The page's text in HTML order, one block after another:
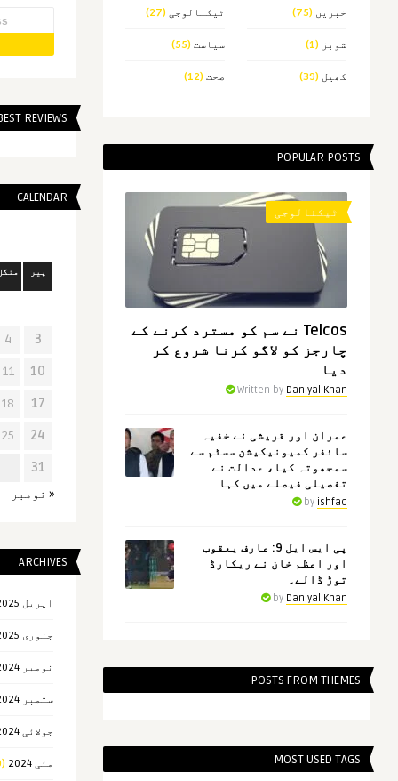
REVIEWS
CALENDAR
پیر
3
4
10
11
17
18
24
25
31
« نومبر
ARCHIVES
اپریل 2025
جنوری 2025
نومبر 2024
ستمبر 2024
جولائی 2024
مئی 2024 (10)
ٹیکنالوجی (27) خبریں (75)
سیاست (55) شوبز (1)
صحت (12) کھیل (39)
POPULAR POSTS
ٹیکنالوجی
Telcos نے سم کو مسترد کرنے کے
چارجز کو لاگو کرنا شروع کر
دیا
Written by Daniyal Khan
عمران اور قریشی نے خفیہ
سائفر کمیونیکیشن سسٹم سے
سمجھوتہ کیا، عدالت نے
تفصیلی فیصلے میں کہا
by ishfaq
پی ایس ایل 9: عارف یعقوب
اور اعظم خان نے ریکارڈ
توڑ ڈالے۔
by Daniyal Khan
POSTS FROM THEMES
MOST USED TAGS